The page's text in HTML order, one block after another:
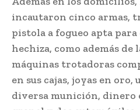
incautaron cinco armas,
pistola a fogueo apta
hechiza, como además de
máquinas trotadoras
en sus cajas, joyas en
diversa munición, dinero